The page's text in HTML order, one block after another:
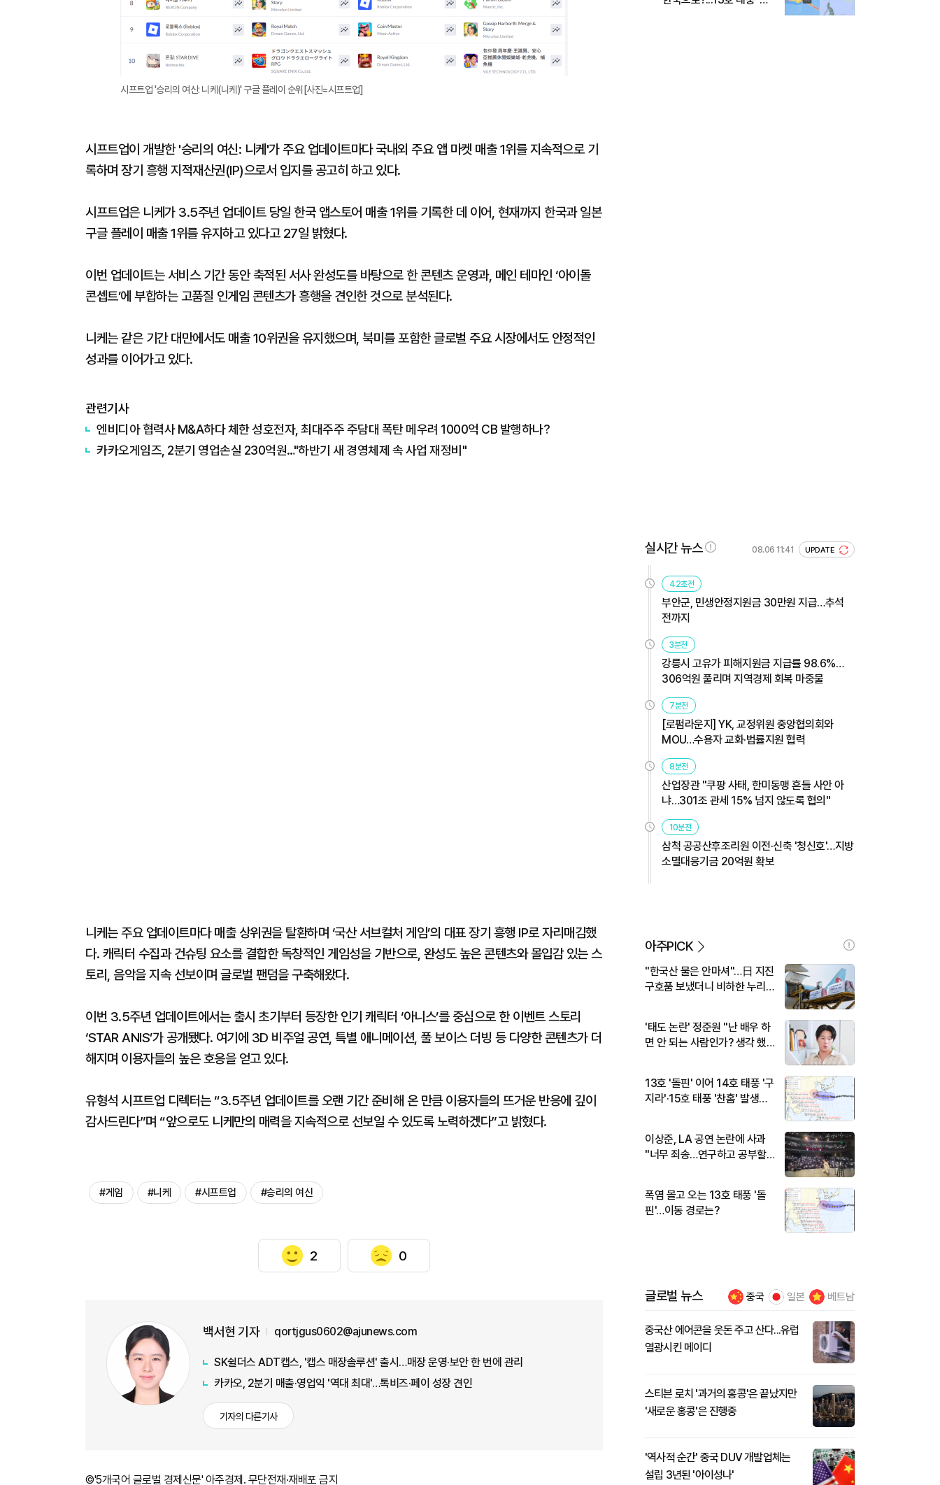
시프트업 '승리의 여신: 니케(니케)' 구글 플레이 순위[사진=시프트업]
시프트업이 개발한 '승리의 여신: 니케'가 주요 업데이트마다 국내외 주요 앱 마켓 매출 1위를 지속적으로 기
록하며 장기 흥행 지적재산권(IP)으로서 입지를 공고히 하고 있다.
시프트업은 니케가 3.5주년 업데이트 당일 한국 앱스토어 매출 1위를 기록한 데 이어, 현재까지 한국과 일본
구글 플레이 매출 1위를 유지하고 있다고 27일 밝혔다.
이번 업데이트는 서비스 기간 동안 축적된 서사 완성도를 바탕으로 한 콘텐츠 운영과, 메인 테마인 ‘아이돌
콘셉트’에 부합하는 고품질 인게임 콘텐츠가 흥행을 견인한 것으로 분석된다.
니케는 같은 기간 대만에서도 매출 10위권을 유지했으며, 북미를 포함한 글로벌 주요 시장에서도 안정적인
성과를 이어가고 있다.
관련기사
엔비디아 협력사 M&A하다 체한 성호전자, 최대주주 주담대 폭탄 메우려 1000억 CB 발행하나?
카카오게임즈, 2분기 영업손실 230억원…"하반기 새 경영체제 속 사업 재정비"
니케는 주요 업데이트마다 매출 상위권을 탈환하며 ‘국산 서브컬처 게임’의 대표 장기 흥행 IP로 자리매김했
다. 캐릭터 수집과 건슈팅 요소를 결합한 독창적인 게임성을 기반으로, 완성도 높은 콘텐츠와 몰입감 있는 스
토리, 음악을 지속 선보이며 글로벌 팬덤을 구축해왔다.
이번 3.5주년 업데이트에서는 출시 초기부터 등장한 인기 캐릭터 ‘아니스’를 중심으로 한 이벤트 스토리
‘STAR ANIS’가 공개됐다. 여기에 3D 비주얼 공연, 특별 애니메이션, 풀 보이스 더빙 등 다양한 콘텐츠가 더
해지며 이용자들의 높은 호응을 얻고 있다.
유형석 시프트업 디렉터는 “3.5주년 업데이트를 오랜 기간 준비해 온 만큼 이용자들의 뜨거운 반응에 깊이
감사드린다”며 “앞으로도 니케만의 매력을 지속적으로 선보일 수 있도록 노력하겠다”고 밝혔다.
#게임 #니케 #시프트업 #승리의 여신
2 0
백서현 기자 qortjgus0602@ajunews.com
SK쉴더스 ADT캡스, '캡스 매장솔루션' 출시…매장 운영·보안 한 번에 관리
카카오, 2분기 매출·영업익 '역대 최대'…톡비즈·페이 성장 견인
기자의 다른기사
©'5개국어 글로벌 경제신문' 아주경제. 무단전재·재배포 금지
실시간 뉴스 08.06 11:41 UPDATE
42초전
부안군, 민생안정지원금 30만원 지급…추석
전까지
3분전
강릉시 고유가 피해지원금 지급률 98.6%…
306억원 풀리며 지역경제 회복 마중물
7분전
[로펌라운지] YK, 교정위원 중앙협의회와
MOU…수용자 교화·법률지원 협력
8분전
산업장관 "쿠팡 사태, 한미동맹 흔들 사안 아
냐…301조 관세 15% 넘지 않도록 협의"
10분전
삼척 공공산후조리원 이전·신축 '청신호'…지방
소멸대응기금 20억원 확보
아주PICK
"한국산 물은 안마셔"…日 지진
구호품 보냈더니 비하한 누리
'태도 논란' 정준원 "난 배우 하
면 안 되는 사람인가? 생각 했
13호 '돌핀' 이어 14호 태풍 '구
지라'·15호 태풍 '찬홈' 발생…
이상준, LA 공연 논란에 사과
"너무 죄송…연구하고 공부할
폭염 몰고 오는 13호 태풍 '돌
핀'…이동 경로는?
글로벌 뉴스 중국 일본 베트남
중국산 에어콘을 웃돈 주고 산다...유럽
열광시킨 메이디
스티븐 로치 '과거의 홍콩'은 끝났지만
'새로운 홍콩'은 진행중
'역사적 순간' 중국 DUV 개발업체는
설립 3년된 '아이성나'